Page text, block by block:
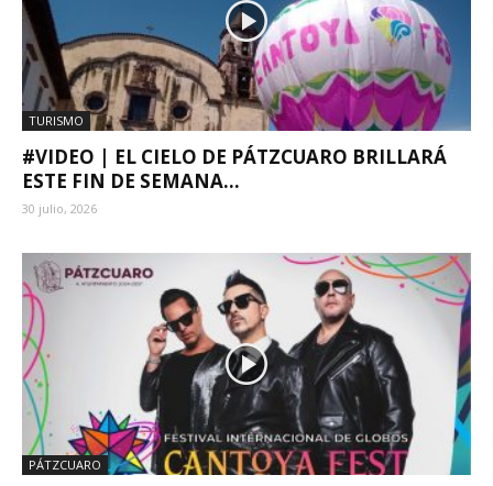
TURISMO
#VIDEO | EL CIELO DE PÁTZCUARO BRILLARÁ
ESTE FIN DE SEMANA...
30 julio, 2026
PÁTZCUARO